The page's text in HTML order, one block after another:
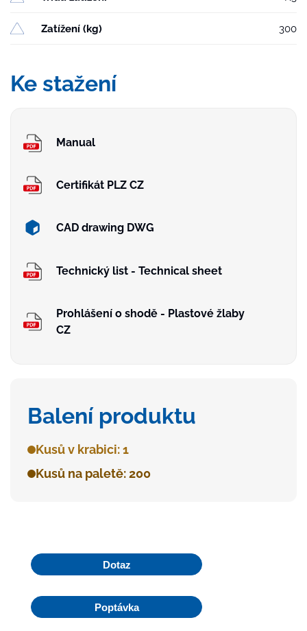
Zatížení (kg) 300
Ke stažení
Manual
Certifikát PLZ CZ
CAD drawing DWG
Technický list - Technical sheet
Prohlášení o shodě - Plastové žlaby
CZ
Balení produktu
Kusů v krabici: 1
Kusů na paletě: 200
Dotaz
Poptávka